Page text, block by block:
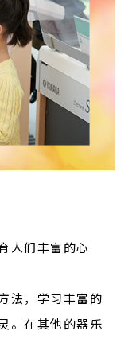
人们丰富的心
法，学习丰富的
。在其他的器乐